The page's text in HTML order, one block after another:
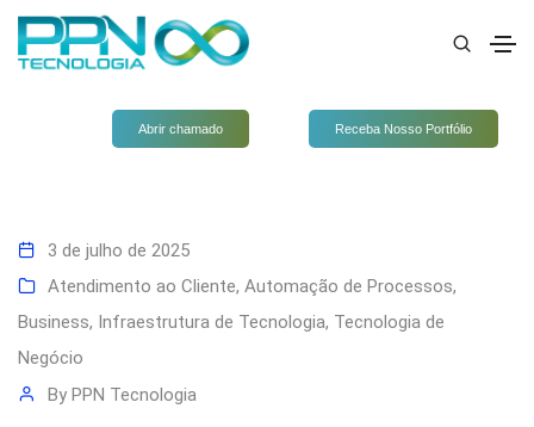
Abrir chamado Receba Nosso Portfólio
3 de julho de 2025
Atendimento ao Cliente, Automação de Processos,
Business, Infraestrutura de Tecnologia, Tecnologia de
Negócio
By PPN Tecnologia